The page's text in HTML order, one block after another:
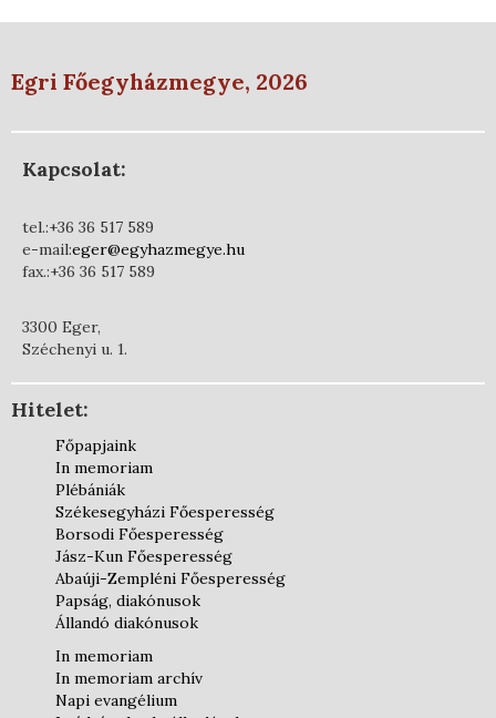
Egri Főegyházmegye, 2026
Kapcsolat:
tel.:+36 36 517 589
e-mail:eger@egyhazmegye.hu
fax.:+36 36 517 589
3300 Eger,
Széchenyi u. 1.
Hitelet:
Főpapjaink
In memoriam
Plébániák
Székesegyházi Főesperesség
Borsodi Főesperesség
Jász-Kun Főesperesség
Abaúji-Zempléni Főesperesség
Papság, diakónusok
Állandó diakónusok
In memoriam
In memoriam archív
Napi evangélium